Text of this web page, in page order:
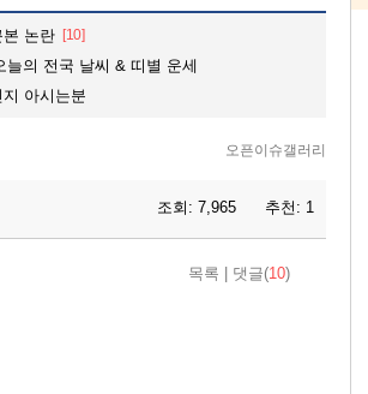
본 논란 [10]
늘의 전국 날씨 & 띠별 운세
아시는분
오픈이슈갤러리
조회: 7,965 추천: 1
목록 댓글(10)